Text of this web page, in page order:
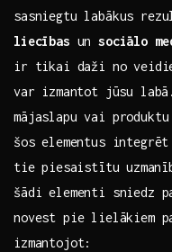
sasniegtu labākus‌
liecības unsociālo
ir tikai daži no
var⁢ izmantot jūsu
mājaslapu vai
⁤šos elementus
⁤tie piesaistītu
šādi elementi sniedz
novest pie lielākiem
izmantojot: ⁣ ‍